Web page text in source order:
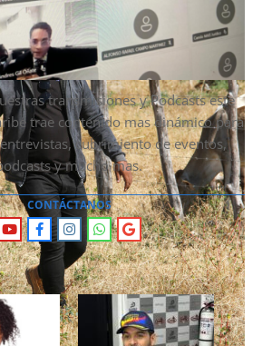
transmisiones y Podcasts este
trae contenido mas dinámico para
cubrimiento de eventos,
y mucho mas.
CONTÁCTANOS